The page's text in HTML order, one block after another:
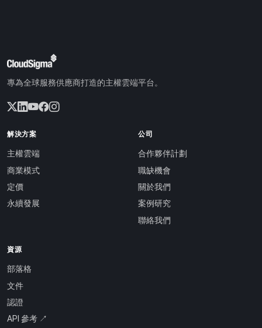
專為全球服務供應商打造的主權雲端平台。
解決方案
主權雲端
商業模式
定價
永續發展
公司
合作夥伴計劃
職缺機會
關於我們
案例研究
聯絡我們
資源
部落格
文件
認證
API 參考 ↗